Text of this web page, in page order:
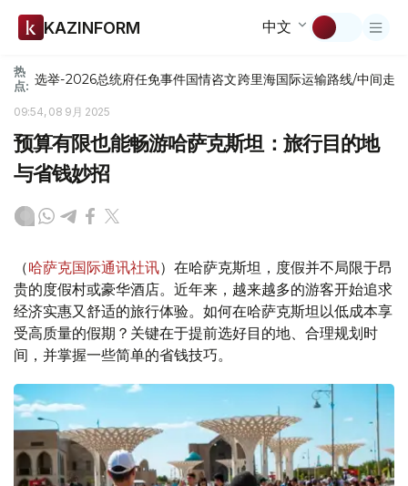
KAZINFORM 中文
热
点: 选举-2026总统府任免事件国情咨文跨里海国际运输路线/中间走廊
09:54, 08 9月 2025
预算有限也能畅游哈萨克斯坦：旅行目的地
与省钱妙招
（哈萨克国际通讯社讯）在哈萨克斯坦，度假并不局限于昂
贵的度假村或豪华酒店。近年来，越来越多的游客开始追求
经济实惠又舒适的旅行体验。如何在哈萨克斯坦以低成本享
受高质量的假期？关键在于提前选好目的地、合理规划时
间，并掌握一些简单的省钱技巧。